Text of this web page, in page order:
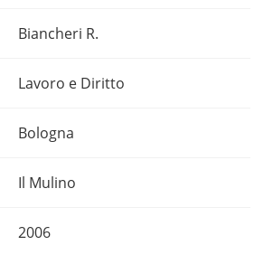
Biancheri R.
Lavoro e Diritto
Bologna
Il Mulino
2006